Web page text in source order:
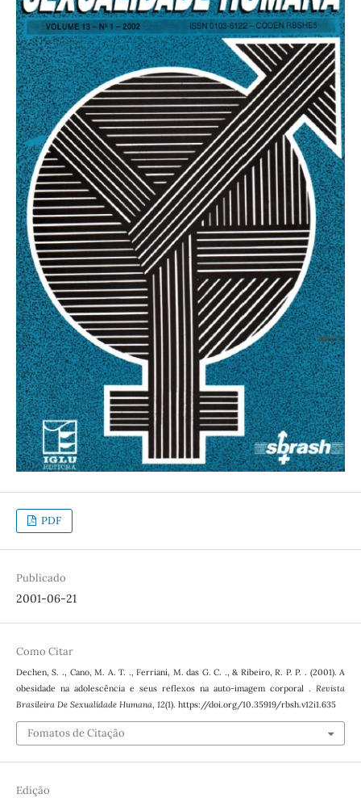
PDF
Publicado
2001-06-21
Como Citar
Dechen, S. ., Cano, M. A. T. ., Ferriani, M. das G. C. ., & Ribeiro, R. P. P. . (2001). A
obesidade na adolescência e seus reflexos na auto-imagem corporal .Revista
Brasileira De Sexualidade Humana, 12(1). https://doi.org/10.35919/rbsh.v12i1.635
Fomatos de Citação
Edição